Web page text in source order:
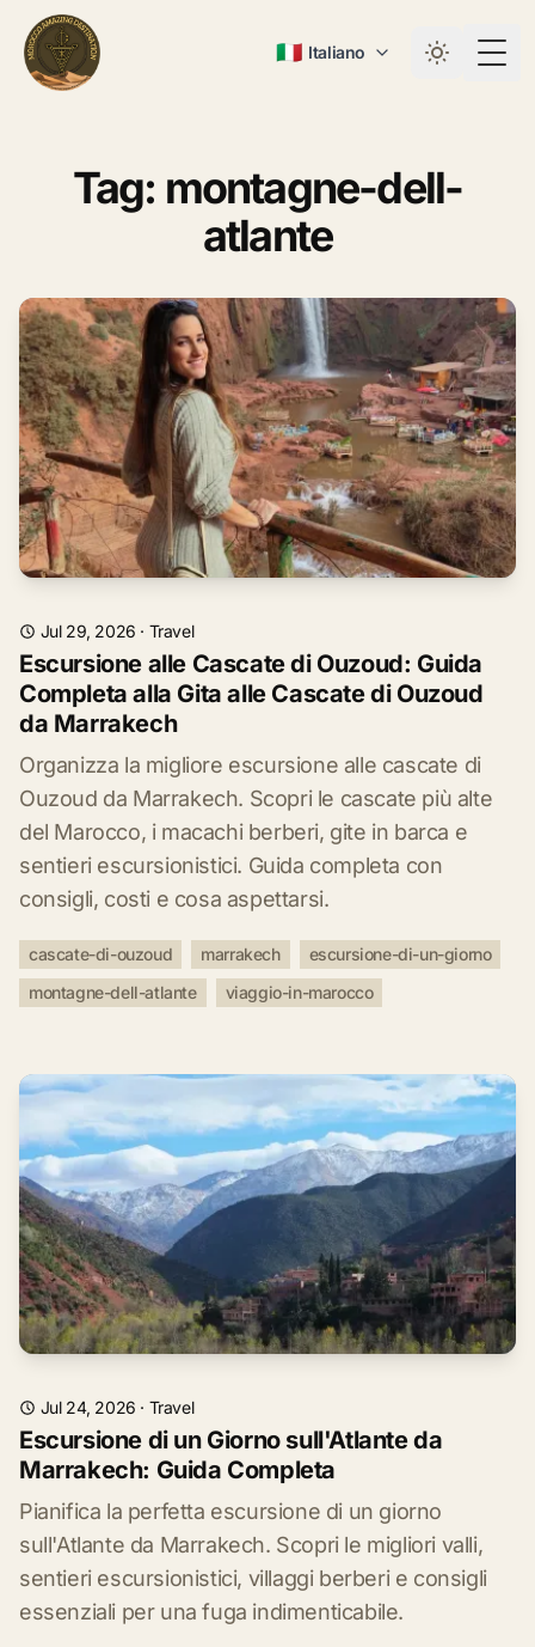
🇮🇹 Italiano
Tag: montagne-dell-
atlante
Jul 29, 2026 · Travel
Escursione alle Cascate di Ouzoud: Guida
Completa alla Gita alle Cascate di Ouzoud
da Marrakech
Organizza la migliore escursione alle cascate di
Ouzoud da Marrakech. Scopri le cascate più alte
del Marocco, i macachi berberi, gite in barca e
sentieri escursionistici. Guida completa con
consigli, costi e cosa aspettarsi.
cascate-di-ouzoud marrakech
escursione-di-un-giorno
montagne-dell-atlante
viaggio-in-marocco
Jul 24, 2026 · Travel
Escursione di un Giorno sull'Atlante da
Marrakech: Guida Completa
Pianifica la perfetta escursione di un giorno
sull'Atlante da Marrakech. Scopri le migliori valli,
sentieri escursionistici, villaggi berberi e consigli
essenziali per una fuga indimenticabile.